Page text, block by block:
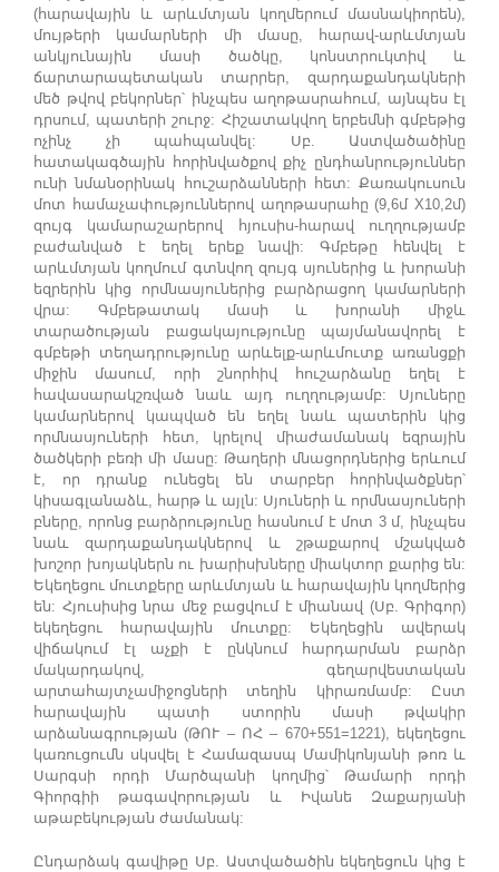
(հարավային և արևմտյան կողմերում մասնակիորեն),
մույթերի կամարների մի մասը, հարավ-արևմտյան
անկյունային մասի ծածկը, կոնստրուկտիվ և
ճարտարապետական տարրեր, զարդաքանդակների
մեծ թվով բեկորներ՝ ինչպես աղոթասրահում, այնպես էլ
դրսում, պատերի շուրջ: Հիշատակվող երբեմնի գմբեթից
ոչինչ չի պահպանվել: Սբ. Աստվածածինը
հատակագծային հորինվածքով քիչ ընդհանրություններ
ունի նմանօրինակ հուշարձանների հետ: Քառակուսուն
մոտ համաչափություններով աղոթասրահը (9,6մ X10,2մ)
զույգ կամարաշարերով հյուսիս-հարավ ուղղությամբ
բաժանված է եղել երեք նավի: Գմբեթը հենվել է
արևմտյան կողմում գտնվող զույգ սյուներից և խորանի
եզրերին կից որմնասյուներից բարձրացող կամարների
վրա: Գմբեթատակ մասի և խորանի միջև
տարածության բացակայությունը պայմանավորել է
գմբեթի տեղադրությունը արևելք-արևմուտք առանցքի
միջին մասում, որի շնորհիվ հուշարձանը եղել է
հավասարակշռված նաև այդ ուղղությամբ: Սյուները
կամարներով կապված են եղել նաև պատերին կից
որմնասյուների հետ, կրելով միաժամանակ եզրային
ծածկերի բեռի մի մասը: Թաղերի մնացորդներից երևում
է, որ դրանք ունեցել են տարբեր հորինվածքներ՝
կիսագլանաձև, հարթ և այլն: Սյուների և որմնասյուների
բները, որոնց բարձրությունը հասնում է մոտ 3 մ, ինչպես
նաև զարդաքանդակներով և շթաքարով մշակված
խոշոր խոյակներն ու խարիսխները միակտոր քարից են:
Եկեղեցու մուտքերը արևմտյան և հարավային կողմերից
են: Հյուսիսից նրա մեջ բացվում է միանավ (Սբ. Գրիգոր)
եկեղեցու հարավային մուտքը: Եկեղեցին ավերակ
վիճակում էլ աչքի է ընկնում հարդարման բարձր
մակարդակով, գեղարվեստական
արտահայտչամիջոցների տեղին կիրառմամբ: Ըստ
հարավային պատի ստորին մասի թվակիր
արձանագրության (ԹՈՒ – ՈՀ – 670+551=1221), եկեղեցու
կառուցումն սկսվել է Համազասպ Մամիկոնյանի թոռ և
Սարգսի որդի Մարծպանի կողմից՝ Թամարի որդի
Գիորգիի թագավորության և Իվանե Զաքարյանի
աթաբեկության ժամանակ:
Ընդարձակ գավիթը Սբ. Աստվածածին եկեղեցուն կից է